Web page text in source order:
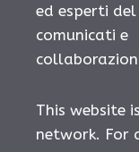
ed esperti
comunicati e
This website
network. For